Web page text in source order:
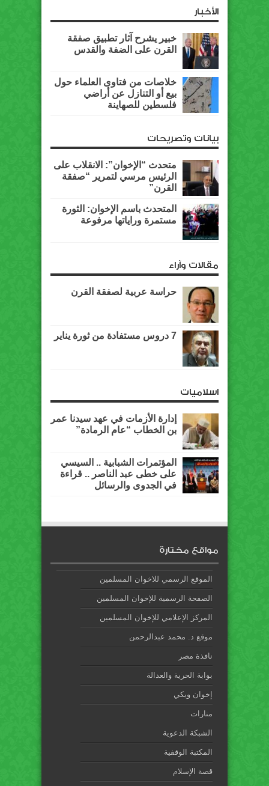
الأخبار
خبير يشرح آثار تطبيق صفقة
القرن على الضفة والقدس
خلاصات من فتاوى العلماء حول
بيع أو التنازل عن أراضي
فلسطين للصهاينة
بيانات وتصريحات
متحدث “الإخوان”: الانقلاب على
الرئيس مرسي لتمرير “صفقة
القرن”
المتحدث باسم الإخوان: الثورة
مستمرة وراياتها مرفوعة
مقالات وآراء
حراسة عربية لصفقة القرن
7 دروس مستفادة من ثورة يناير
اسلاميات
إدارة الأزمات في عهد سيدنا عمر
بن الخطاب “عام الرمادة”
المؤتمرات الشبابية .. السيسي
على خطى عبد الناصر .. قراءة
في الجدوى والرسائل
مواقع مختارة
الموقع الرسمي للاخوان المسلمين
الصفحة الرسمية للإخوان المسلمين
المركز الإعلامي للإخوان المسلمين
موقع د. محمد عبدالرحمن
نافذة مصر
بوابة الحرية والعدالة
إخوان ويكي
منارات
الشبكة الدعوية
المكتبة الوقفية
قصة الإسلام